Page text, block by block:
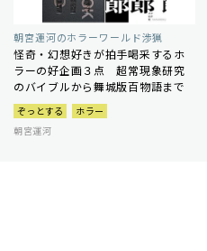
朝宮運河のホラーワールド渉猟
怪奇・幻想好きが拍手喝采するホ
ラーの好企画３点 超常現象研究
のバイブルから舞城版百物語まで
ぞっとする
ホラー
朝宮運河